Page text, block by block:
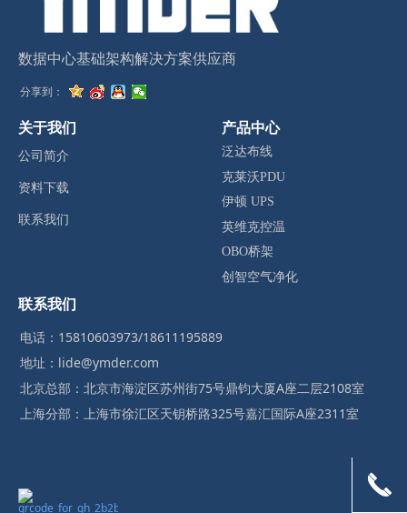
数据中心基础架构解决方案供应商
分享到：
公司简介
资料下载
联系我们
关于我们 产品中心
泛达布线
克莱沃PDU
伊顿 UPS
英维克控温
OBO桥架
创智空气净化
联系我们
电话：15810603973/18611195889
地址：lide@ymder.com
北京总部：北京市海淀区苏州街75号鼎钧大厦A座二层2108室
上海分部：上海市徐汇区天钥桥路325号嘉汇国际A座2311室
끅